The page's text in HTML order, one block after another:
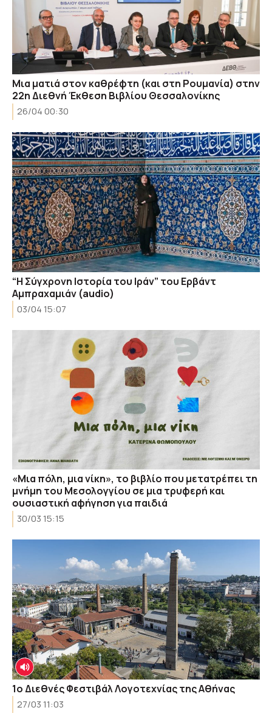
Μια ματιά στον καθρέφτη (και στη Ρουμανία) στην
22η Διεθνή Έκθεση Βιβλίου Θεσσαλονίκης
26/04 00:30
“H Σύγχρονη Ιστορία του Ιράν” του Ερβάντ
Αμπραχαμιάν (audio)
03/04 15:07
«Μια πόλη, μια νίκη», το βιβλίο που μετατρέπει τη
μνήμη του Μεσολογγίου σε μια τρυφερή και
ουσιαστική αφήγηση για παιδιά
30/03 15:15
1ο Διεθνές Φεστιβάλ Λογοτεχνίας της Αθήνας
27/03 11:03